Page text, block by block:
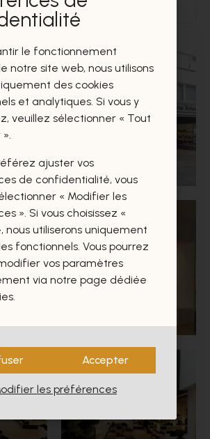
le fonctionnement
notre site web, nous utilisons
des cookies
et analytiques. Si vous y
veuillez sélectionner « Tout
ajuster vos
de confidentialité, vous
« Modifier les
». Si vous choisissez «
nous utiliserons uniquement
fonctionnels. Vous pourrez
vos paramètres
via notre page dédiée
Accepter
les préférences